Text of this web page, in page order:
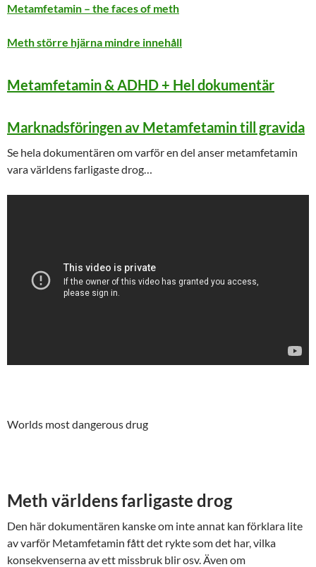
Metamfetamin – the faces of meth
Meth större hjärna mindre innehåll
Metamfetamin & ADHD + Hel dokumentär
Marknadsföringen av Metamfetamin till gravida
Se hela dokumentären om varför en del anser metamfetamin
vara världens farligaste drog…
Worlds most dangerous drug
Meth världens farligaste drog
Den här dokumentären kanske om inte annat kan förklara lite
av varför Metamfetamin fått det rykte som det har, vilka
konsekvenserna av ett missbruk blir osv. Även om